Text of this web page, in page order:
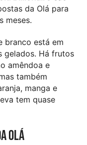
da Olá para
meses.
branco está em
gelados. Há frutos
amêndoa e
também
manga e
tem quase
Olá